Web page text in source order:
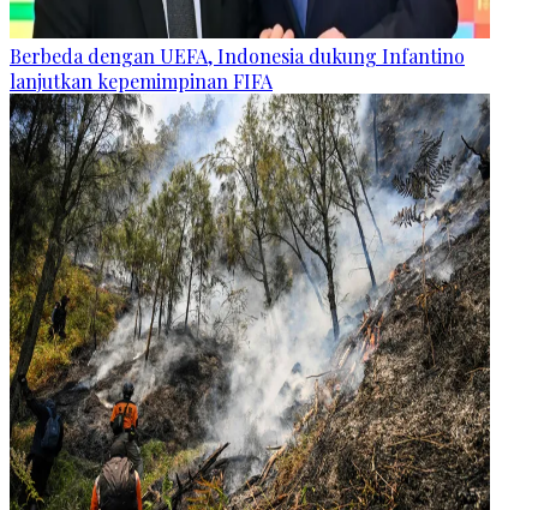
Berbeda dengan UEFA, Indonesia dukung Infantino
lanjutkan kepemimpinan FIFA